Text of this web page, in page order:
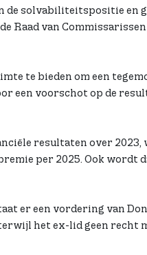
de solvabiliteitspositie en
Raad van
te bieden om een
een voorschot op de
resultaten over 2023,
per 2025. Ook wordt
er een vordering van
het ex-lid geen recht